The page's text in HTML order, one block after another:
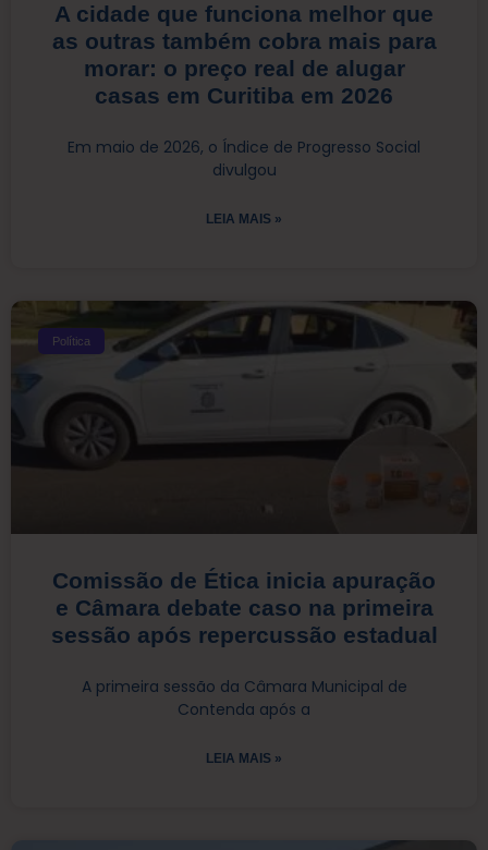
A cidade que funciona melhor que
as outras também cobra mais para
morar: o preço real de alugar
casas em Curitiba em 2026
Em maio de 2026, o Índice de Progresso Social
divulgou
LEIA MAIS »
Política
Comissão de Ética inicia apuração
e Câmara debate caso na primeira
sessão após repercussão estadual
A primeira sessão da Câmara Municipal de
Contenda após a
LEIA MAIS »